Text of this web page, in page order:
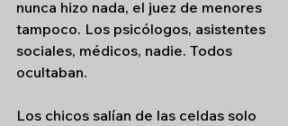
nunca hizo nada, el juez de menores
tampoco. Los psicólogos, asistentes
sociales, médicos, nadie. Todos
ocultaban.
Los chicos salían de las celdas solo